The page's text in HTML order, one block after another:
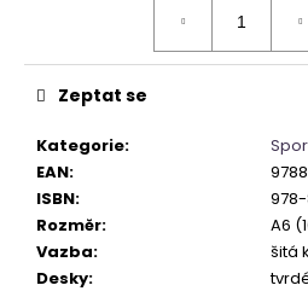
Kategorie:
EAN:
ISBN:
Rozměr:
A6
Vazba:
šitá
Desky:
Zeptat se